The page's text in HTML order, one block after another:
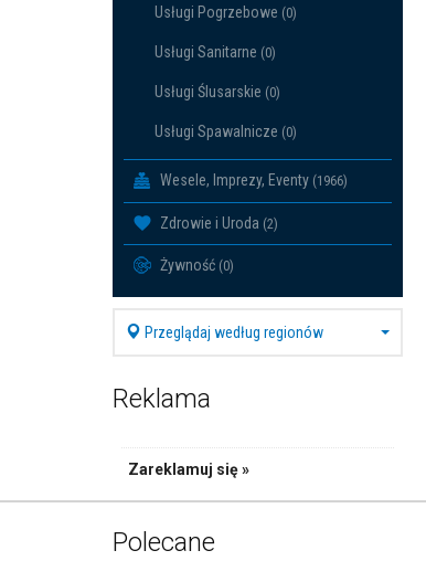
Usługi Pogrzebowe (0)
Usługi Sanitarne (0)
Usługi Ślusarskie (0)
Usługi Spawalnicze (0)
Wesele, Imprezy, Eventy (1966)
Zdrowie i Uroda (2)
Żywność (0)
Przeglądaj według regionów
Reklama
Zareklamuj się »
Polecane